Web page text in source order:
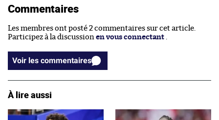
Commentaires
Les membres ont posté 2 commentaires sur cet article.
Participez à la discussion en vous connectant
Voir les commentaires
À lire aussi